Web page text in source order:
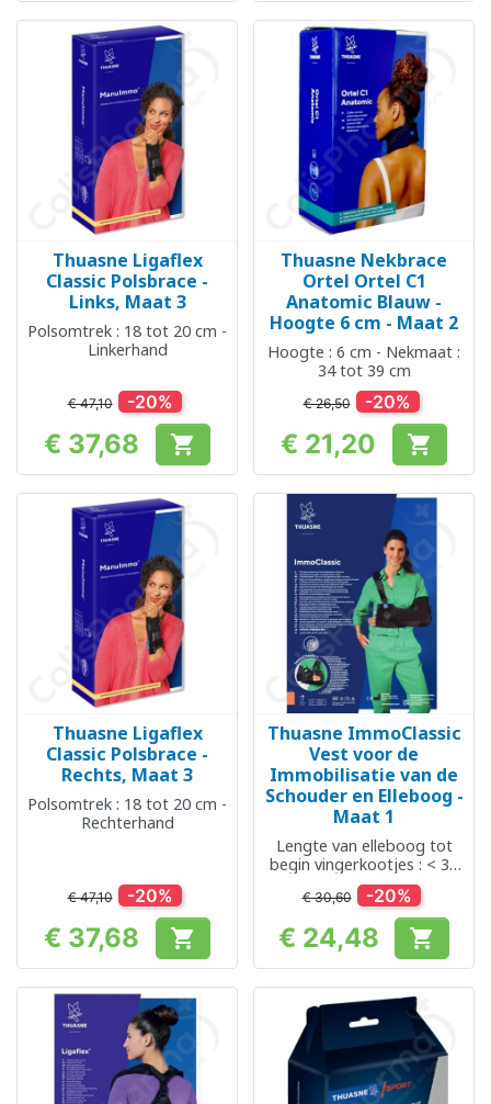
Thuasne Ligaflex
Classic Polsbrace -
Links, Maat 3
Polsomtrek : 18 tot 20 cm -
Linkerhand
€ 47,10 -20%
Prijs
€ 37,68 
Thuasne Nekbrace
Ortel Ortel C1
Anatomic Blauw -
Hoogte 6 cm - Maat 2
Hoogte : 6 cm - Nekmaat :
34 tot 39 cm
€ 26,50 -20%
Prijs
€ 21,20 
Thuasne Ligaflex
Classic Polsbrace -
Rechts, Maat 3
Polsomtrek : 18 tot 20 cm -
Rechterhand
€ 47,10 -20%
Prijs
€ 37,68 
Thuasne ImmoClassic
Vest voor de
Immobilisatie van de
Schouder en Elleboog -
Maat 1
Lengte van elleboog tot
begin vingerkootjes : < 35
cm
€ 30,60 -20%
Prijs
€ 24,48 